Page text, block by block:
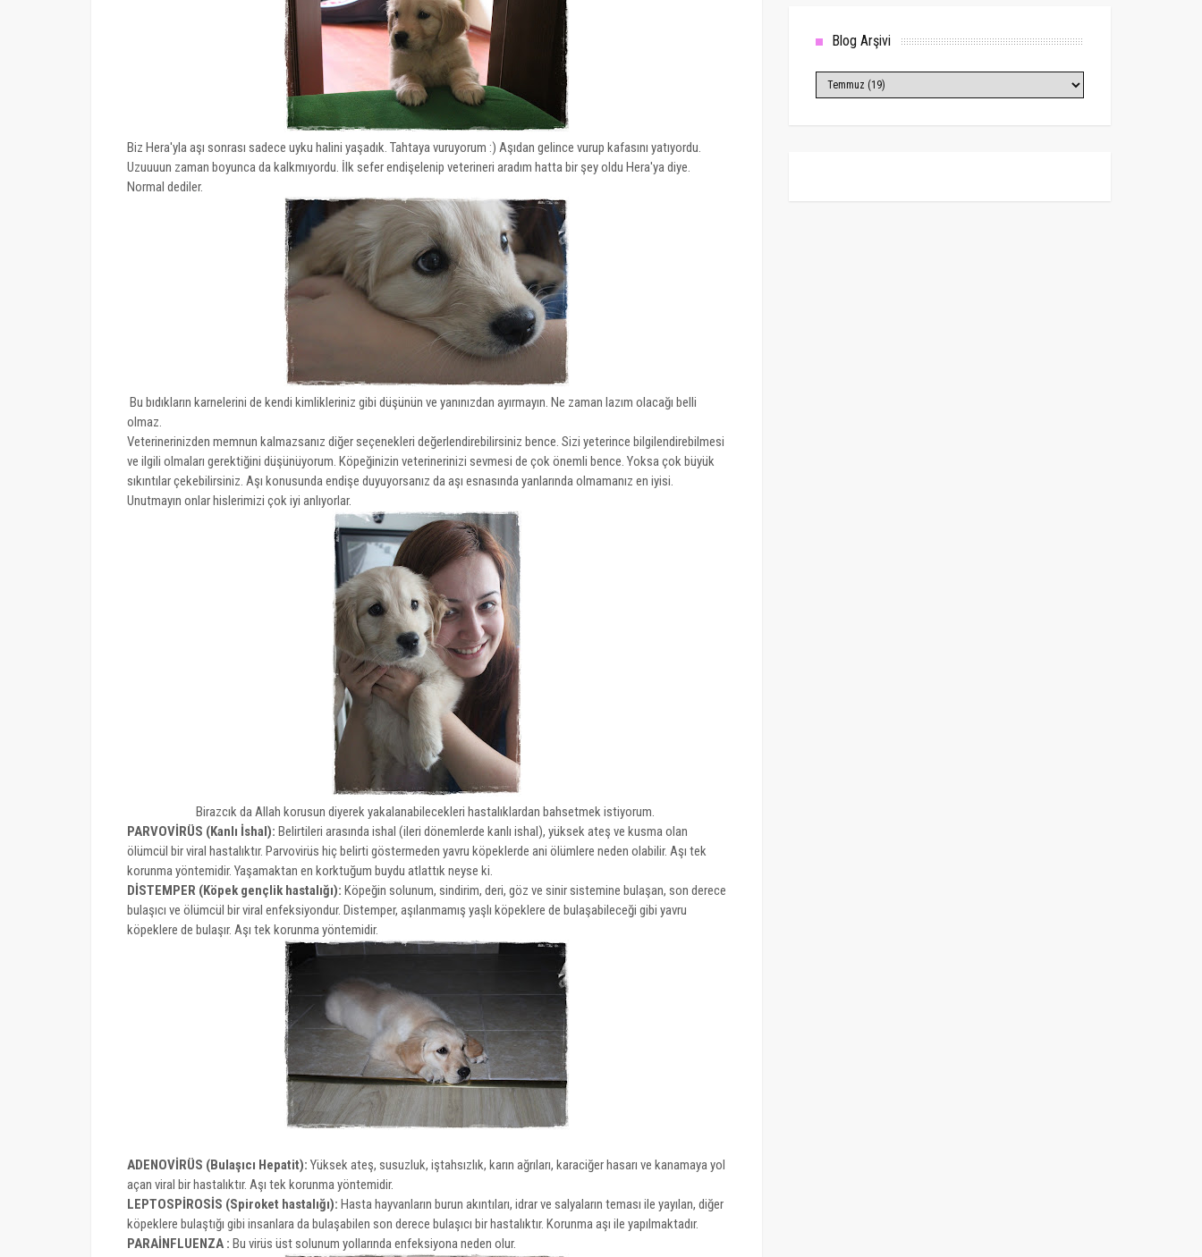
Biz Hera'yla aşı sonrası sadece uyku halini yaşadık. Tahtaya vuruyorum :) Aşıdan gelince vurup kafasını yatıyordu.
Uzuuuun zaman boyunca da kalkmıyordu. İlk sefer endişelenip veterineri aradım hatta bir şey oldu Hera'ya diye.
Normal dediler.
Bu bıdıkların karnelerini de kendi kimlikleriniz gibi düşünün ve yanınızdan ayırmayın. Ne zaman lazım olacağı belli
olmaz.
Veterinerinizden memnun kalmazsanız diğer seçenekleri değerlendirebilirsiniz bence. Sizi yeterince bilgilendirebilmesi
ve ilgili olmaları gerektiğini düşünüyorum. Köpeğinizin veterinerinizi sevmesi de çok önemli bence. Yoksa çok büyük
sıkıntılar çekebilirsiniz. Aşı konusunda endişe duyuyorsanız da aşı esnasında yanlarında olmamanız en iyisi.
Unutmayın onlar hislerimizi çok iyi anlıyorlar.
Birazcık da Allah korusun diyerek yakalanabilecekleri hastalıklardan bahsetmek istiyorum.
PARVOVİRÜS (Kanlı İshal): Belirtileri arasında ishal (ileri dönemlerde kanlı ishal), yüksek ateş ve kusma olan
ölümcül bir viral hastalıktır. Parvovirüs hiç belirti göstermeden yavru köpeklerde ani ölümlere neden olabilir. Aşı tek
korunma yöntemidir. Yaşamaktan en korktuğum buydu atlattık neyse ki.
DİSTEMPER (Köpek gençlik hastalığı): Köpeğin solunum, sindirim, deri, göz ve sinir sistemine bulaşan, son derece
bulaşıcı ve ölümcül bir viral enfeksiyondur. Distemper, aşılanmamış yaşlı köpeklere de bulaşabileceği gibi yavru
köpeklere de bulaşır. Aşı tek korunma yöntemidir.
ADENOVİRÜS (Bulaşıcı Hepatit): Yüksek ateş, susuzluk, iştahsızlık, karın ağrıları, karaciğer hasarı ve kanamaya yol
açan viral bir hastalıktır. Aşı tek korunma yöntemidir.
LEPTOSPİROSİS (Spiroket hastalığı): Hasta hayvanların burun akıntıları, idrar ve salyaların teması ile yayılan, diğer
köpeklere bulaştığı gibi insanlara da bulaşabilen son derece bulaşıcı bir hastalıktır. Korunma aşı ile yapılmaktadır.
PARAİNFLUENZA : Bu virüs üst solunum yollarında enfeksiyona neden olur.
Blog Arşivi